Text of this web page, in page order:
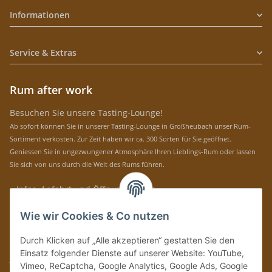
Informationen
Service & Extras
Rum after work
Besuchen Sie unsere Tasting-Lounge!
Ab sofort können Sie in unserer Tasting-Lounge in Großheubach unser Rum-
Sortiment verkosten. Zur Zeit haben wir ca. 300 Sorten für Sie geöffnet.
Geniessen Sie in ungezwungener Atmosphäre Ihren Lieblings-Rum oder lassen
Sie sich von uns durch die Welt des Rums führen.
» Infos, Anfahrt und Öffnungszeiten
Immer auf dem Laufenden mit unseren aktuellen Rum-News!
Bitte senden Sie mir entsprechend IhrerDatenschutzerklärung
regelmäßig und
jederzeit widerruflich Informationen zu Ihrem Produktsortiment per E-Mail zu.
Wie wir Cookies & Co nutzen
Durch Klicken auf „Alle akzeptieren“ gestatten Sie den
Einsatz folgender Dienste auf unserer Website: YouTube,
Vimeo, ReCaptcha, Google Analytics, Google Ads, Google